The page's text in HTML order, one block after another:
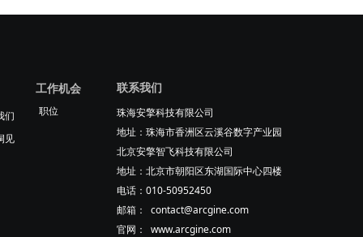
珠海安擎科技有限公司
地址：珠海市香洲区云溪谷数字产业园
北京安擎智飞科技有限公司
地址：北京市朝阳区东湖国际中心四楼
电话：010-50952450
邮箱： contact@arcgine.com
官网： www.arcgine.com
联系我们
职位
工作机会
们
见